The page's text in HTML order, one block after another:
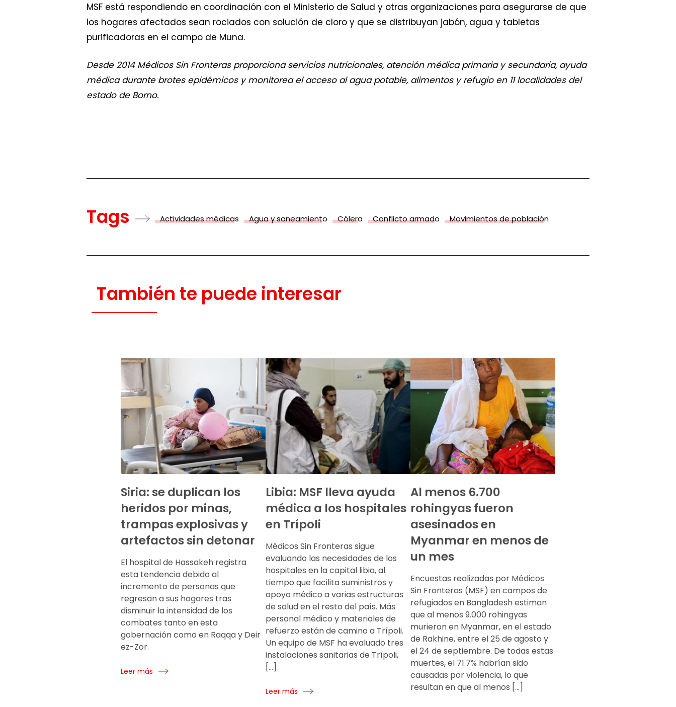
MSF está respondiendo en coordinación con el Ministerio de Salud y otras organizaciones para asegurarse de que
los hogares afectados sean rociados con solución de cloro y que se distribuyan jabón, agua y tabletas
purificadoras en el campo de Muna.
Desde 2014 Médicos Sin Fronteras proporciona servicios nutricionales, atención médica primaria y secundaria, ayuda
médica durante brotes epidémicos y monitorea el acceso al agua potable, alimentos y refugio en 11 localidades del
estado de Borno.
Tags Actividades médicas Agua y saneamiento Cólera Conflicto armado Movimientos de población
También te puede interesar
Siria: se duplican los
heridos por minas,
trampas explosivas y
artefactos sin detonar
El hospital de Hassakeh registra
esta tendencia debido al
incremento de personas que
regresan a sus hogares tras
disminuir la intensidad de los
combates tanto en esta
gobernación como en Raqqa y Deir
ez-Zor.
Leer más
Libia: MSF lleva ayuda
médica a los hospitales
en Trípoli
Médicos Sin Fronteras sigue
evaluando las necesidades de los
hospitales en la capital libia, al
tiempo que facilita suministros y
apoyo médico a varias estructuras
de salud en el resto del país. Más
personal médico y materiales de
refuerzo están de camino a Trípoli.
Un equipo de MSF ha evaluado tres
instalaciones sanitarias de Trípoli,
[…]
Leer más
Al menos 6.700
rohingyas fueron
asesinados en
Myanmar en menos de
un mes
Encuestas realizadas por Médicos
Sin Fronteras (MSF) en campos de
refugiados en Bangladesh estiman
que al menos 9.000 rohingyas
murieron en Myanmar, en el estado
de Rakhine, entre el 25 de agosto y
el 24 de septiembre. De todas estas
muertes, el 71.7% habrían sido
causadas por violencia, lo que
resultan en que al menos […]